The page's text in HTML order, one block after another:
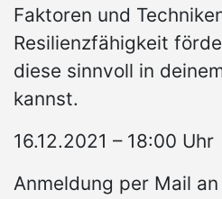
Faktoren und
Resilienzfähigkeit
diese sinnvoll in
kannst.
16.12.2021 – 18:00 Uhr
Anmeldung per Mail an